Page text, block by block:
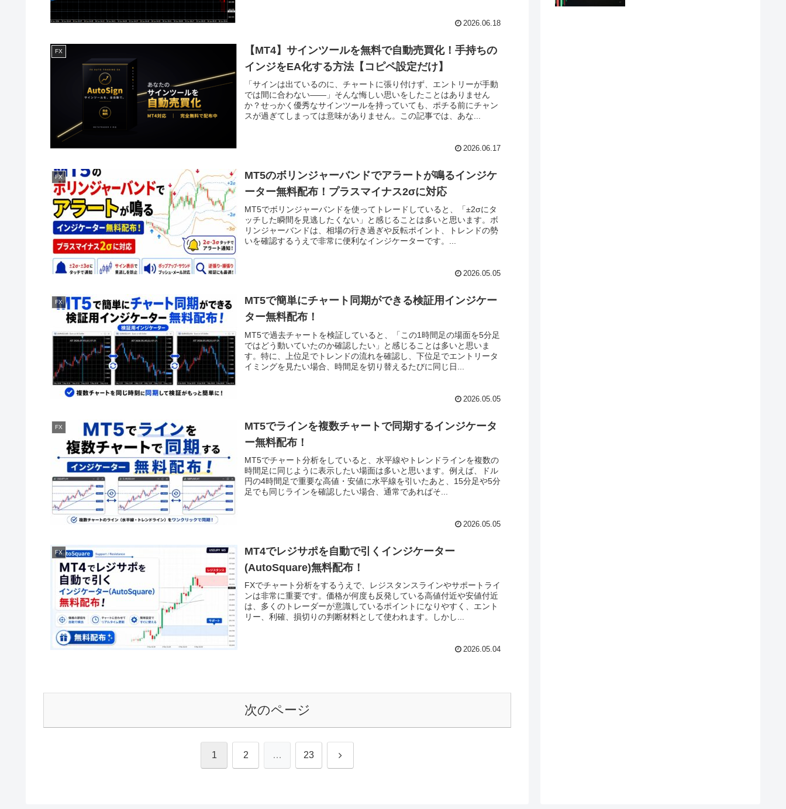
2026.06.18
FX
【MT4】サインツールを無料で自動売買化！手持ちの
インジをEA化する方法【コピペ設定だけ】
「サインは出ているのに、チャートに張り付けず、エントリーが手動
では間に合わない――」そんな悔しい思いをしたことはありません
か？せっかく優秀なサインツールを持っていても、ポチる前にチャン
スが過ぎてしまっては意味がありません。この記事では、あな...
2026.06.17
FX
MT5のボリンジャーバンドでアラートが鳴るインジケ
ーター無料配布！プラスマイナス2σに対応
MT5でボリンジャーバンドを使ってトレードしていると、「±2σにタ
ッチした瞬間を見逃したくない」と感じることは多いと思います。ボ
リンジャーバンドは、相場の行き過ぎや反転ポイント、トレンドの勢
いを確認するうえで非常に便利なインジケーターです。...
2026.05.05
FX
MT5で簡単にチャート同期ができる検証用インジケー
ター無料配布！
MT5で過去チャートを検証していると、「この1時間足の場面を5分足
ではどう動いていたのか確認したい」と感じることは多いと思いま
す。特に、上位足でトレンドの流れを確認し、下位足でエントリータ
イミングを見たい場合、時間足を切り替えるたびに同じ日...
2026.05.05
FX
MT5でラインを複数チャートで同期するインジケータ
ー無料配布！
MT5でチャート分析をしていると、水平線やトレンドラインを複数の
時間足に同じように表示したい場面は多いと思います。例えば、ドル
円の4時間足で重要な高値・安値に水平線を引いたあと、15分足や5分
足でも同じラインを確認したい場合、通常であればそ...
2026.05.05
FX
MT4でレジサポを自動で引くインジケーター
(AutoSquare)無料配布！
FXでチャート分析をするうえで、レジスタンスラインやサポートライ
ンは非常に重要です。価格が何度も反発している高値付近や安値付近
は、多くのトレーダーが意識しているポイントになりやすく、エント
リー、利確、損切りの判断材料として使われます。しかし...
2026.05.04
次のページ
1 2 … 23 次